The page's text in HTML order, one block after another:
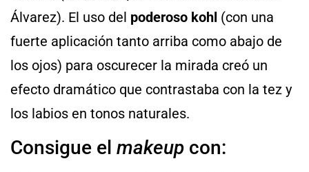
Álvarez). El uso del poderoso kohl (con una
fuerte aplicación tanto arriba como abajo de
los ojos) para oscurecer la mirada creó un
efecto dramático que contrastaba con la tez y
los labios en tonos naturales.
Consigue el makeup con: